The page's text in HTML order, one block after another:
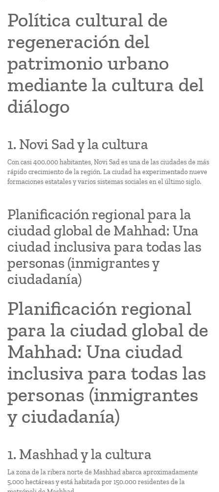
Política cultural de
regeneración del
patrimonio urbano
mediante la cultura del
diálogo
1. Novi Sad y la cultura
Con casi 400.000 habitantes, Novi Sad es una de las ciudades de más
rápido crecimiento de la región. La ciudad ha experimentado nueve
formaciones estatales y varios sistemas sociales en el último siglo.
Planificación regional para la
ciudad global de Mahhad: Una
ciudad inclusiva para todas las
personas (inmigrantes y
ciudadanía)
Planificación regional
para la ciudad global de
Mahhad: Una ciudad
inclusiva para todas las
personas (inmigrantes
y ciudadanía)
1. Mashhad y la cultura
La zona de la ribera norte de Mashhad abarca aproximadamente
5.000 hectáreas y está habitada por 150.000 residentes de la